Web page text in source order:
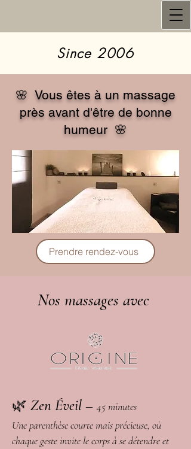
Since 2006
🌸 Vous êtes à un massage
près avant d'être de bonne
humeur 🌸
Prendre rendez-vous
Nos massages avec
🌿 Zen Éveil –45 minutes
Une parenthèse courte mais précieuse, où
chaque geste invite le corps à se détendre et